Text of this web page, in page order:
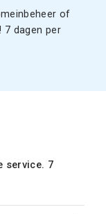
of
7 dagen per
service. 7